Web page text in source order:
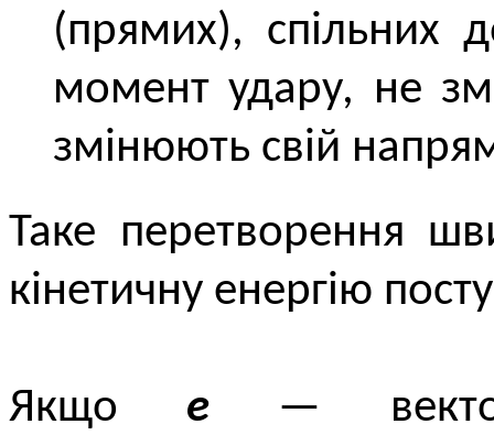
(прямих), спільних
момент удару, не
змінюють свій
Таке перетворення
кінетичну енергію
Якщо e —